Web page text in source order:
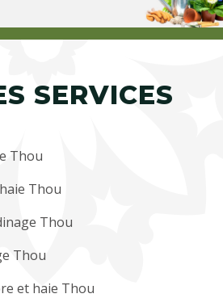
SERVICES
Thou
Thou
Thou
Thou
et haie Thou